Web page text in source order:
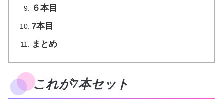
６本目
7本目
まとめ
これが7本セット